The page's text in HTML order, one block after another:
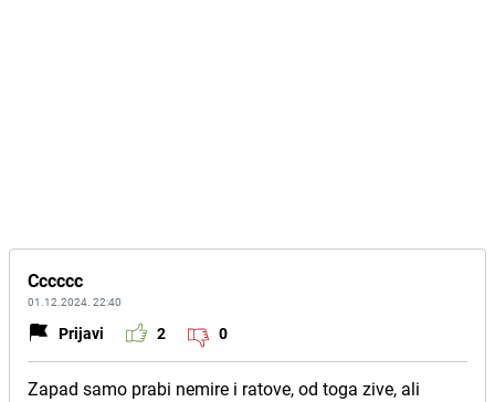
Cccccc
01.12.2024. 22:40
Prijavi 2 0
Zapad samo prabi nemire i ratove, od toga zive, ali